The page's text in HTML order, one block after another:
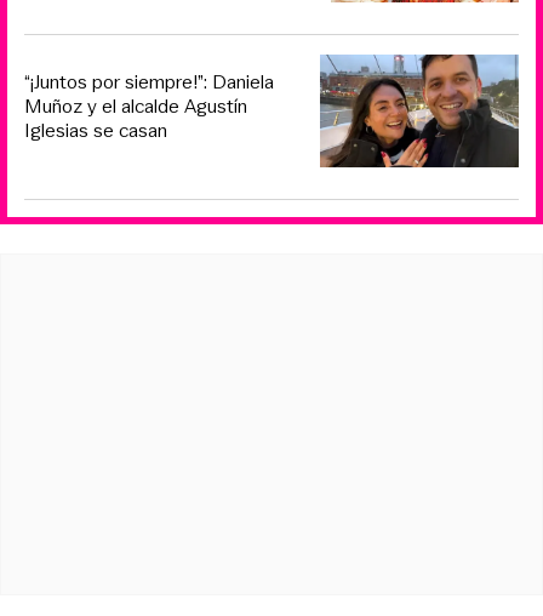
“¡Juntos por siempre!”: Daniela
Muñoz y el alcalde Agustín
Iglesias se casan